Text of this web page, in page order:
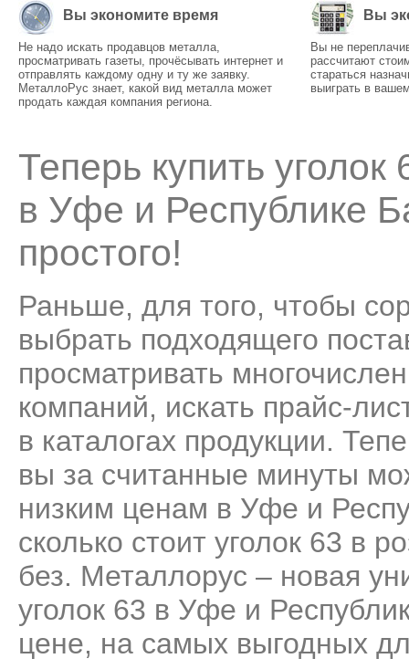
Вы экономите время
Не надо искать продавцов металла,
просматривать газеты, прочёсывать интернет и
отправлять каждому одну и ту же заявку.
МеталлоРус знает, какой вид металла может
продать каждая компания региона.
Вы
Вы не
рассчитают
стараться
выиграть в
Теперь купить
в Уфе и Республике
простого!
Раньше, для того, чтобы
выбрать подходящего
просматривать
компаний, искать прайс-
в каталогах продукции.
вы за считанные минуты
низким ценам в Уфе и
сколько стоит уголок 63 в
без. Металлорус – новая
уголок 63 в Уфе и
цене, на самых выгодных